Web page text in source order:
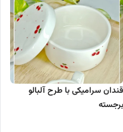
قندان سرامیکی با طرح آلبالو
برجسته